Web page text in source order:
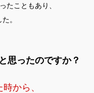
たこともあり、
。
思ったのですか？
から、